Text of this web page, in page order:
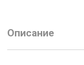
Описание